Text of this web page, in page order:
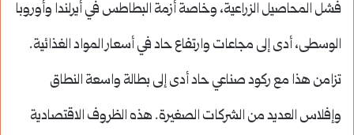
فشل المحاصيل الزراعية، وخاصة أزمة البطاطس في أيرلندا وأوروبا
الوسطى، أدى إلى مجاعات وارتفاع حاد في أسعار المواد الغذائية.
تزامن هذا مع ركود صناعي حاد أدى إلى بطالة واسعة النطاق
وإفلاس العديد من الشركات الصغيرة. هذه الظروف الاقتصادية